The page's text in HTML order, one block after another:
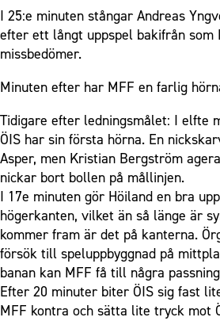
I 25:e minuten stångar Andreas
efter ett långt uppspel bakifrån som
missbedömer.
Minuten efter har MFF en farlig
Tidigare efter ledningsmålet: I elfte
ÖIS har sin första hörna. En
Asper, men Kristian Bergström
nickar bort bollen på mållinjen.
I 17e minuten gör Höiland en bra
högerkanten, vilket än så länge är
kommer fram är det på kanterna.
försök till speluppbyggnad på
banan kan MFF få till några
Efter 20 minuter biter ÖIS sig fast
MFF kontra och sätta lite tryck mot